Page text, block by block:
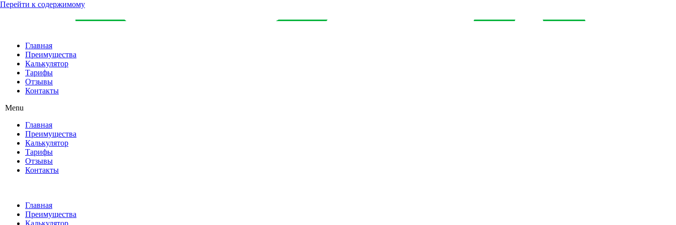
Перейти к содержимому
Главная
Преимущества
Калькулятор
Тарифы
Отзывы
Контакты
Menu
Главная
Преимущества
Калькулятор
Тарифы
Отзывы
Контакты
Главная
Преимущества
Калькулятор